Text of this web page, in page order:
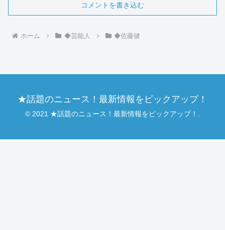
コメントを書き込む
ホーム ◆芸能人 ◆佐藤健
★話題のニュース！最新情報をピックアップ！
© 2021 ★話題のニュース！最新情報をピックアップ！.